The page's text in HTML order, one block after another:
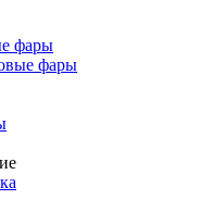
фары
фары